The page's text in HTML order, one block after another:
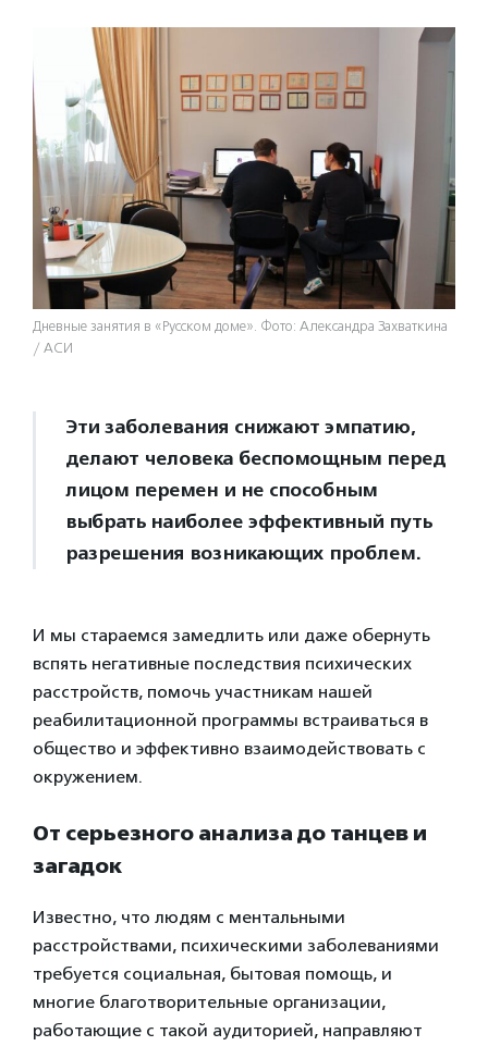
Дневные занятия в «Русском доме». Фото: Александра Захваткина
/ АСИ
Эти заболевания снижают эмпатию,
делают человека беспомощным перед
лицом перемен и не способным
выбрать наиболее эффективный путь
разрешения возникающих проблем.
И мы стараемся замедлить или даже обернуть
вспять негативные последствия психических
расстройств, помочь участникам нашей
реабилитационной программы встраиваться в
общество и эффективно взаимодействовать с
окружением.
От серьезного анализа до танцев и
загадок
Известно, что людям с ментальными
расстройствами, психическими заболеваниями
требуется социальная, бытовая помощь, и
многие благотворительные организации,
работающие с такой аудиторией, направляют